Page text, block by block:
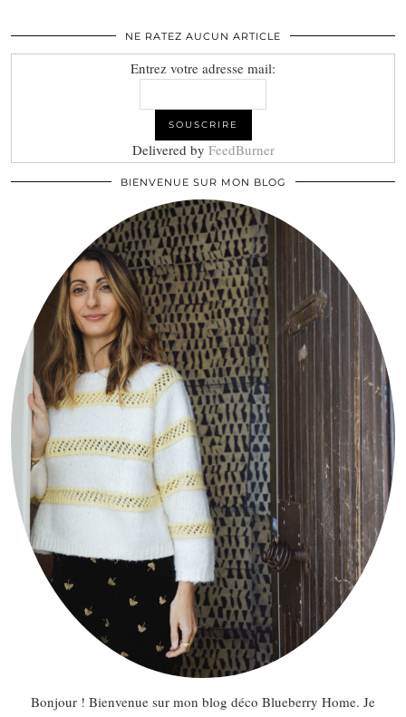
NE RATEZ AUCUN ARTICLE
Entrez votre adresse mail:
Delivered by FeedBurner
BIENVENUE SUR MON BLOG
Bonjour ! Bienvenue sur mon blog déco Blueberry Home. Je